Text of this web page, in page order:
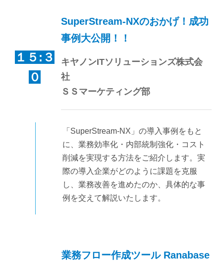
１５:３
０
SuperStream-NXのおかげ！成功
事例大公開！！
キヤノンITソリューションズ株式会
社
ＳＳマーケティング部
「SuperStream-NX」の導入事例をもと
に、業務効率化・内部統制強化・コスト
削減を実現する方法をご紹介します。実
際の導入企業がどのように課題を克服
し、業務改善を進めたのか、具体的な事
例を交えて解説いたします。
業務フロー作成ツール Ranabase